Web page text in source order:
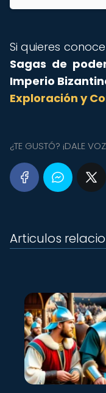
Si quieres
Sagas de
Imperio
Exploración y
¿TE GUSTÓ? ¡DALE
Articulos